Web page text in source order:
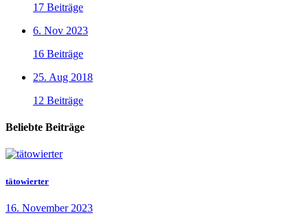
17 Beiträge
6. Nov 2023
16 Beiträge
25. Aug 2018
12 Beiträge
Beliebte Beiträge
tätowierter
16. November 2023